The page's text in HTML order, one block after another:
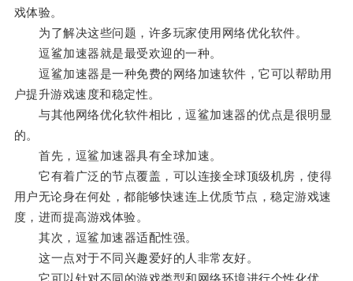
戏体验。
为了解决这些问题，许多玩家使用网络优化软件。
逗鲨加速器就是最受欢迎的一种。
逗鲨加速器是一种免费的网络加速软件，它可以帮助用
户提升游戏速度和稳定性。
与其他网络优化软件相比，逗鲨加速器的优点是很明显
的。
首先，逗鲨加速器具有全球加速。
它有着广泛的节点覆盖，可以连接全球顶级机房，使得
用户无论身在何处，都能够快速连上优质节点，稳定游戏速
度，进而提高游戏体验。
其次，逗鲨加速器适配性强。
这一点对于不同兴趣爱好的人非常友好。